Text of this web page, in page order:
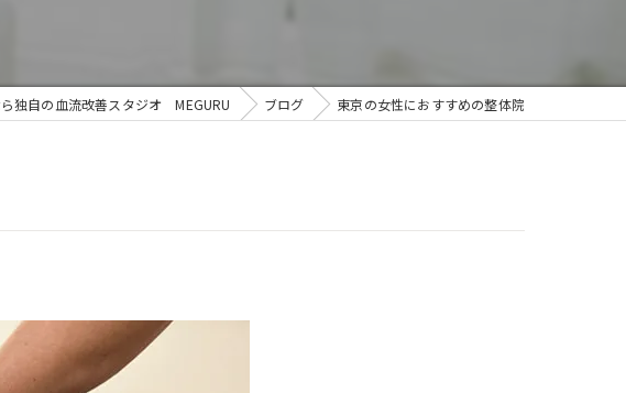
独自の血流改善スタジオ MEGURU ブログ 東京の女性におすすめの整体院